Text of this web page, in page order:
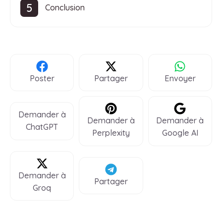
Conclusion
Poster Partager Envoyer
Demander à
ChatGPT
Demander à
Perplexity
Demander à
Google AI
Demander à
Groq
Partager